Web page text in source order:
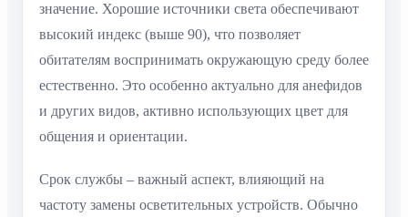
значение. Хорошие источники света обеспечивают
высокий индекс (выше 90), что позволяет
обитателям воспринимать окружающую среду более
естественно. Это особенно актуально для анефидов
и других видов, активно использующих цвет для
общения и ориентации.
Срок службы – важный аспект, влияющий на
частоту замены осветительных устройств. Обычно